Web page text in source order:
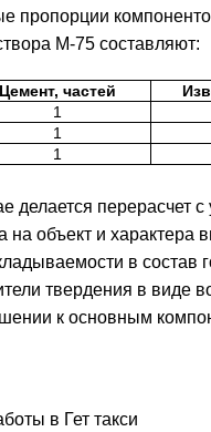
пропорции
М-75 составляют:
Цемент, частей
1
1
1
делается перерасчет
на объект и
в состав
твердения в виде
к основным
в Гет такси